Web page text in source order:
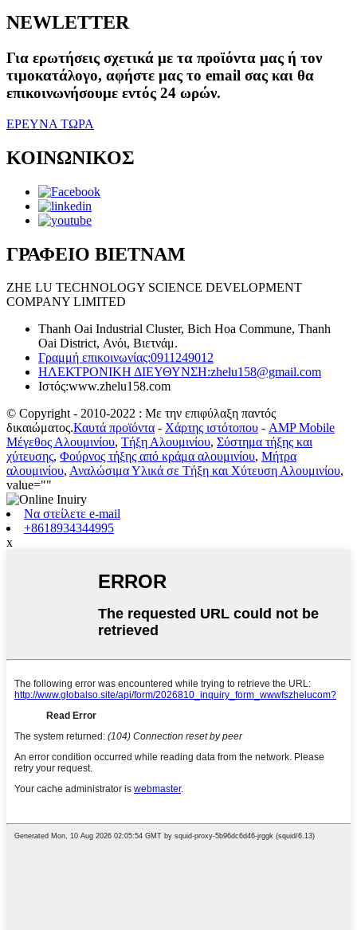
NEWLETTER
Για ερωτήσεις σχετικά με τα προϊόντα μας ή τον
τιμοκατάλογο, αφήστε μας το email σας και θα
επικοινωνήσουμε εντός 24 ωρών.
ΕΡΕΥΝΑ ΤΩΡΑ
ΚΟΙΝΩΝΙΚΟΣ
ΓΡΑΦΕΙΟ ΒΙΕΤΝΑΜ
ZHE LU TECHNOLOGY SCIENCE DEVELOPMENT
COMPANY LIMITED
Thanh Oai Industrial Cluster, Bich Hoa Commune, Thanh
Oai District, Ανόι, Βιετνάμ.
Γραμμή επικοινωνίας:0911249012
ΗΛΕΚΤΡΟΝΙΚΗ ΔΙΕΥΘΥΝΣΗ:zhelu158@gmail.com
Ιστός:www.zhelu158.com
© Copyright - 2010-2022 : Με την επιφύλαξη παντός
δικαιώματος.Καυτά προϊόντα - Χάρτης ιστότοπου - AMP Mobile
Μέγεθος Αλουμινίου, Τήξη Αλουμινίου, Σύστημα τήξης και
χύτευσης, Φούρνος τήξης από κράμα αλουμινίου, Μήτρα
αλουμινίου, Αναλώσιμα Υλικά σε Τήξη και Χύτευση Αλουμινίου,
value=""
Να στείλετε e-mail
+8618934344995
x